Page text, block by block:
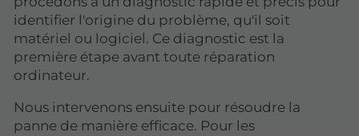
identifier l'origine du problème, qu'il soit
matériel ou logiciel. Ce diagnostic est la
première étape avant toute réparation
ordinateur.
Nous intervenons ensuite pour résoudre la
panne de manière efficace. Pour les